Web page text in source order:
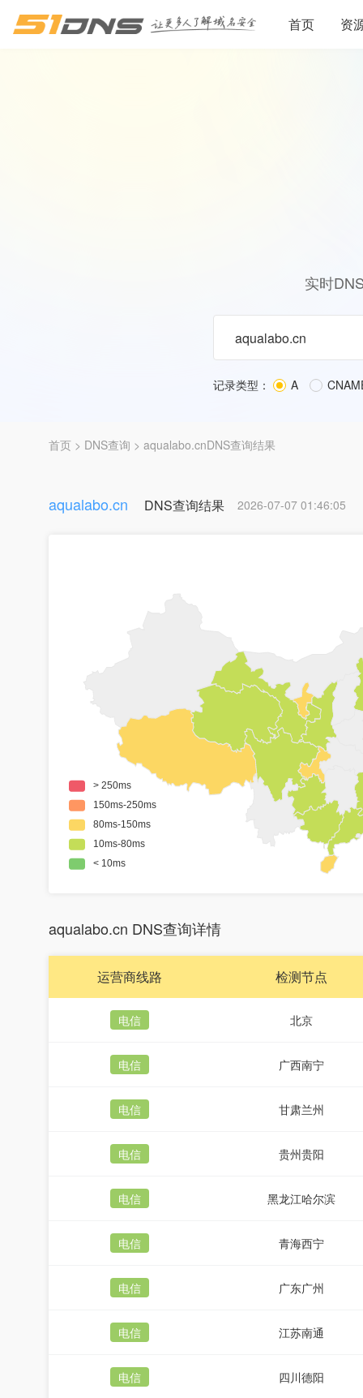
首页 资
实时
记录类型： A
首页 > DNS查询 > aqualabo.cnDNS查询结果
aqualabo.cn DNS查询结果 2026-07-07 01:46:05
aqualabo.cn DNS查询详情
运营商线路 检测节点
电信 北京
电信 广西南宁
电信 甘肃兰州
电信 贵州贵阳
电信 黑龙江哈尔滨
电信 青海西宁
电信 广东广州
电信 江苏南通
电信 四川德阳